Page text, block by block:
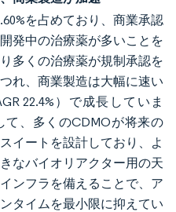
を占めており、商業承認
発中の治療薬が多いことを
多くの治療薬が規制承認を
れ、商業製造は大幅に速い
22.4%）で成長していま
て、多くのCDMOが将来の
イートを設計しており、よ
なバイオリアクター用の天
ンフラを備えることで、ア
タイムを最小限に抑えてい